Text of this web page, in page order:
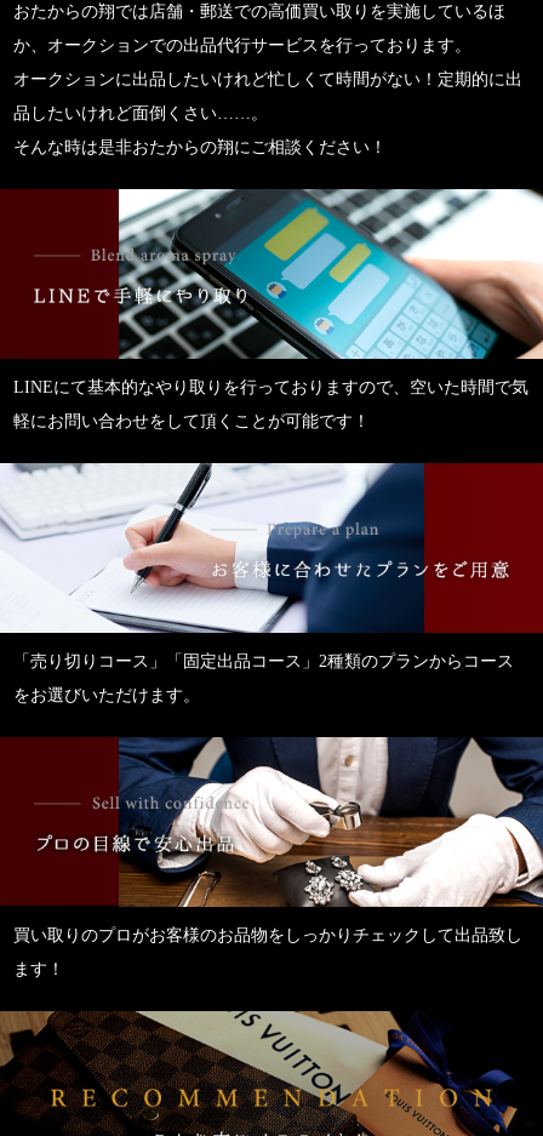
おたからの翔では店舗・郵送での高価買い取りを実施しているほ
か、オークションでの出品代行サービスを行っております。
オークションに出品したいけれど忙しくて時間がない！定期的に出
品したいけれど面倒くさい……。
そんな時は是非おたからの翔にご相談ください！
LINEにて基本的なやり取りを行っておりますので、空いた時間で気
軽にお問い合わせをして頂くことが可能です！
「売り切りコース」「固定出品コース」2種類のプランからコース
をお選びいただけます。
買い取りのプロがお客様のお品物をしっかりチェックして出品致し
ます！